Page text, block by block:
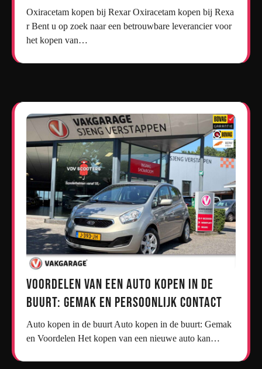
Oxiracetam kopen bij Rexar Oxiracetam kopen bij Rexa
r Bent u op zoek naar een betrouwbare leverancier voor
het kopen van…
Voordelen van een Auto Kopen in de
Buurt: Gemak en Persoonlijk Contact
Auto kopen in de buurt Auto kopen in de buurt: Gemak
en Voordelen Het kopen van een nieuwe auto kan…